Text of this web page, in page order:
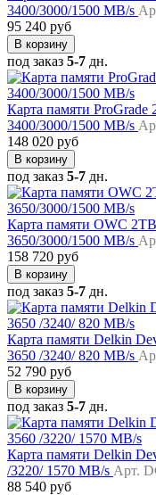
3400/3000/1500 MB/s
95 240 руб
В корзину
под заказ 5-7 дн.
Карта памяти ProGrade
3400/3000/1500 MB/s
148 020 руб
В корзину
под заказ 5-7 дн.
Карта памяти OWC
3650/3000/1500 MB/s
158 720 руб
В корзину
под заказ 5-7 дн.
Карта памяти Delkin
3650 /3240/ 820 MB/s
52 790 руб
В корзину
под заказ 5-7 дн.
Карта памяти Delkin
/3220/ 1570 MB/s Арт.
88 540 руб